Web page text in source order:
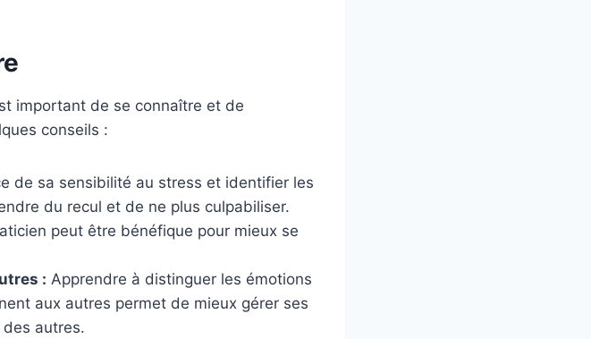
important de se connaître et de
conseils :
de sa sensibilité au stress et identifier les
du recul et de ne plus culpabiliser.
peut être bénéfique pour mieux se
: Apprendre à distinguer les émotions
aux autres permet de mieux gérer ses
autres.